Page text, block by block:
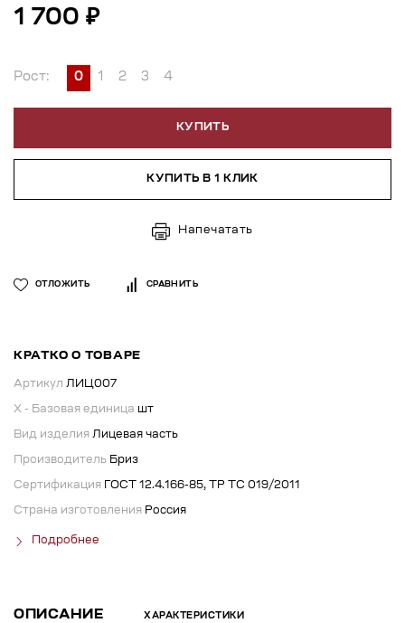
1 700 ₽
Рост: 0 1 2 3 4
КУПИТЬ
КУПИТЬ В 1 КЛИК
Напечатать
ОТЛОЖИТЬ СРАВНИТЬ
КРАТКО О ТОВАРЕ
Артикул ЛИЦ007
X - Базовая единица шт
Вид изделия Лицевая часть
Производитель Бриз
Сертификация ГОСТ 12.4.166-85, ТР ТС 019/2011
Страна изготовления Россия
Подробнее
ОПИСАНИЕ ХАРАКТЕРИСТИКИ